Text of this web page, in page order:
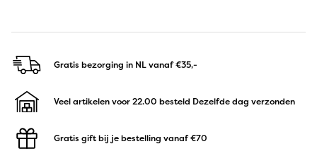
Gratis bezorging in NLvanaf €35,-
Veel artikelen voor 22.00 besteld Dezelfde dag verzonden
Gratis gift bij je bestelling vanaf €70